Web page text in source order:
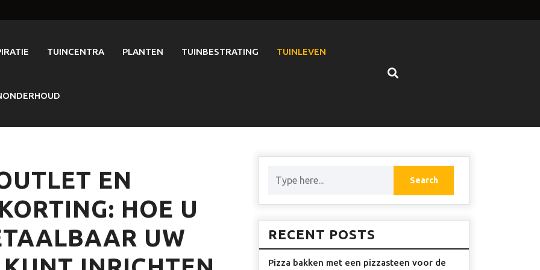
TUINCENTRA PLANTEN TUINBESTRATING TUINLEVEN
EN
HOE U
UW
RECENT POSTS
Pizza bakken met een pizzasteen voor de